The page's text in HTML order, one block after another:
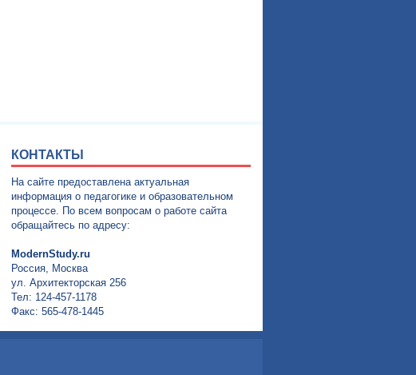
КОНТАКТЫ
На сайте предоставлена актуальная
информация о педагогике и образовательном
процессе. По всем вопросам о работе сайта
обращайтесь по адресу:
ModernStudy.ru
Россия, Москва
ул. Архитекторская 256
Тел: 124-457-1178
Факс: 565-478-1445